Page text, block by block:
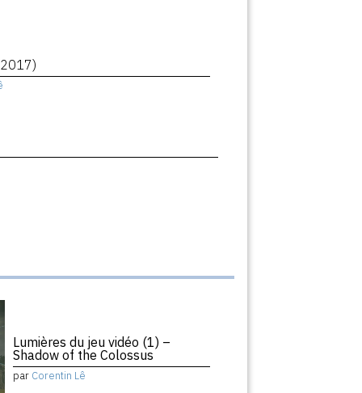
Lumières du jeu vidéo (1) –
Shadow of the Colossus
par Corentin Lê